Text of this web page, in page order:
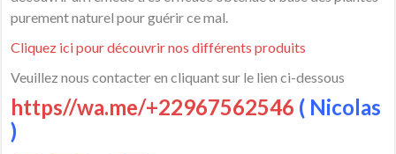
purement naturel pour guérir ce mal.
Cliquez ici pour découvrir nos différents produits
Veuillez nous contacter en cliquant sur le lien ci-dessous
https//wa.me/+22967562546 ( Nicolas
)